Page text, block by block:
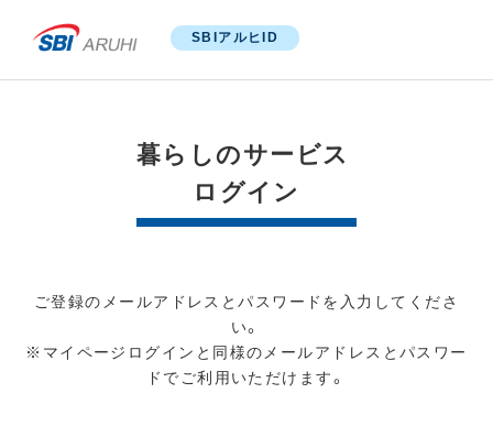
SBIアルヒID
暮らしのサービス
ログイン
ご登録のメールアドレスとパスワードを入力してくださ
い。
※マイページログインと同様のメールアドレスとパスワー
ドでご利用いただけます。